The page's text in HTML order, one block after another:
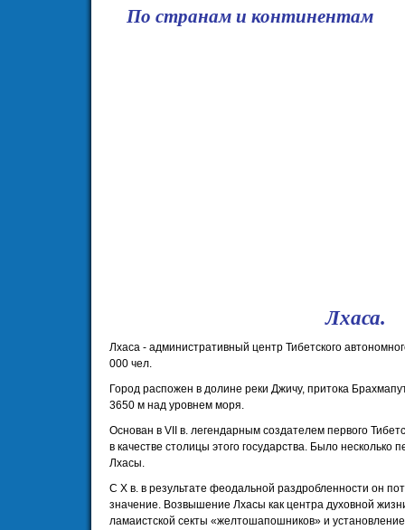
По странам и континентам
Лхаса.
Лхаса - административный центр Тибетского
000 чел.
Город распожен в долине реки Джичу, притока
3650 м над уровнем моря.
Основан в VII в. легендарным создателем первого
в качестве столицы этого государства. Было несколько
Лхасы.
С X в. в результате феодальной раздробленности он
значение. Возвышение Лхасы как центра духовной
ламаистской секты «желтошапошников» и